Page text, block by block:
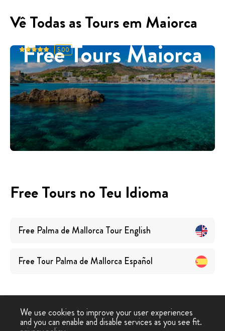
Vê Todas as Tours em Maiorca
Free Tours Maiorca
5.00
Free Tours no Teu Idioma
Free Palma de Mallorca Tour English
Free Tour Palma de Mallorca Español
We use cookies to improve your user experiences
and you can enable and disable services as you see fit.